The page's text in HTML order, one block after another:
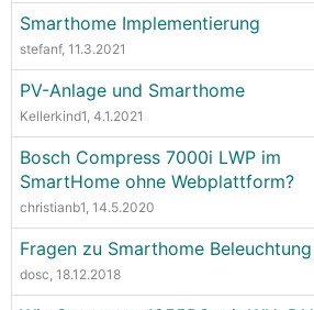
Smarthome Implementierung
stefanf, 11.3.2021
PV-Anlage und Smarthome
Kellerkind1, 4.1.2021
Bosch Compress 7000i LWP im
SmartHome ohne Webplattform?
christianb1, 14.5.2020
Fragen zu Smarthome Beleuchtung
dosc, 18.12.2018